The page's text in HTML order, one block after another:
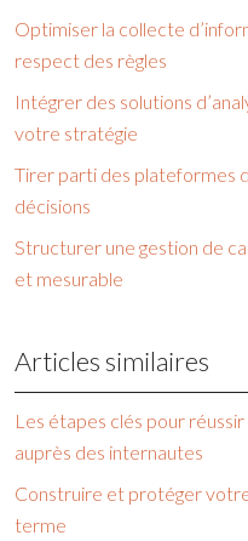
Optimiser la collecte
respect des règles
Intégrer des solutions
votre stratégie
Tirer parti des plateformes
décisions
Structurer une gestion de
et mesurable
Articles similaires
Les étapes clés pour
auprès des internautes
Construire et protéger
terme